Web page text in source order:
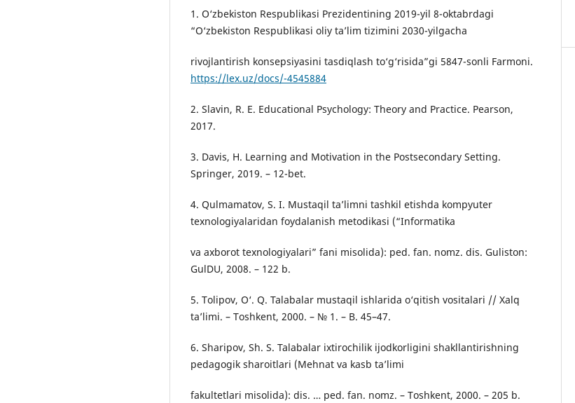
1. O‘zbekiston Respublikasi Prezidentining 2019-yil 8-oktabrdagi
“O‘zbekiston Respublikasi oliy ta’lim tizimini 2030-yilgacha
rivojlantirish konsepsiyasini tasdiqlash to‘g‘risida”gi 5847-sonli Farmoni.
https://lex.uz/docs/-4545884
2. Slavin, R. E. Educational Psychology: Theory and Practice. Pearson,
2017.
3. Davis, H. Learning and Motivation in the Postsecondary Setting.
Springer, 2019. – 12-bet.
4. Qulmamatov, S. I. Mustaqil ta’limni tashkil etishda kompyuter
texnologiyalaridan foydalanish metodikasi (“Informatika
va axborot texnologiyalari” fani misolida): ped. fan. nomz. dis. Guliston:
GulDU, 2008. – 122 b.
5. Tolipov, O‘. Q. Talabalar mustaqil ishlarida o‘qitish vositalari // Xalq
ta’limi. – Toshkent, 2000. – № 1. – B. 45–47.
6. Sharipov, Sh. S. Talabalar ixtirochilik ijodkorligini shakllantirishning
pedagogik sharoitlari (Mehnat va kasb ta’limi
fakultetlari misolida): dis. … ped. fan. nomz. – Toshkent, 2000. – 205 b.